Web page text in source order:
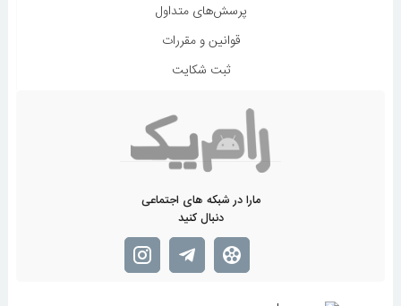
پرسش‌های متداول
قوانین و مقررات
ثبت شکایت
مارا در شبکه های اجتماعی
دنبال کنید